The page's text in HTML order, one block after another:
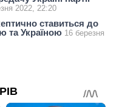
2022, 22:20
ставиться до
та Україною 16 березня